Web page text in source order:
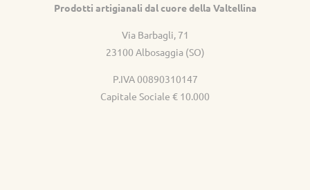
Prodotti artigianali dal cuore della Valtellina
Via Barbagli, 71
23100 Albosaggia (SO)
P.IVA 00890310147
Capitale Sociale € 10.000